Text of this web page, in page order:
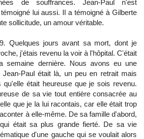
de souffrances. Jean-Paul n'est
lui aussi. Il a témoigné à Gilberte
sollicitude, un amour véritable.
Quelques jours avant sa mort, dont je
j'étais revenu la voir à l'hôpital. C'était
semaine dernière. Nous avons eu une
Jean-Paul était là, un peu en retrait mais
était heureuse que je sois revenu.
de sa vie tout entière consacrée au
que je la lui racontais, car elle était trop
à elle-même. De sa famille d'abord,
était sa plus grande fierté. De sa vie
d'une gauche qui se voulait alors